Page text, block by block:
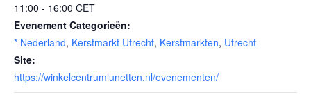
11:00 - 16:00 CET
Evenement Categorieën:
* Nederland, Kerstmarkt Utrecht, Kerstmarkten, Utrecht
Site:
https://winkelcentrumlunetten.nl/evenementen/